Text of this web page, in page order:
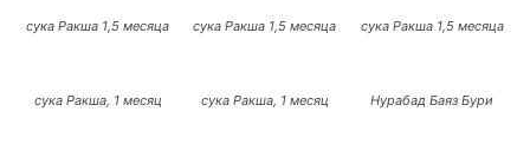
сука Ракша 1,5 месяца сука Ракша 1,5 месяца сука Ракша 1,5 месяца
сука Ракша, 1 месяц сука Ракша, 1 месяц Нурабад Баяз Бури